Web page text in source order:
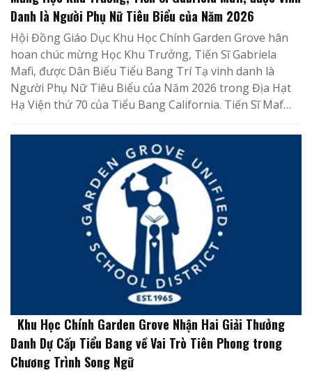
Danh là Người Phụ Nữ Tiêu Biểu của Năm 2026
Hội Đồng Giáo Dục Khu Học Chính Garden Grove hân
hoan chúc mừng Học Khu Trưởng, Tiến Sĩ Gabriela
Mafi, được Dân Biểu Tiểu Bang Trí Tạ vinh danh là
Người Phụ Nữ Tiêu Biểu của Năm 2026 trong Địa Hạt
Hạ Viện thứ 70 của Tiểu Bang California. Tiến Sĩ Maf…
Khu Học Chính Garden Grove Nhận Hai Giải Thưởng
Danh Dự Cấp Tiểu Bang về Vai Trò Tiên Phong trong
Chương Trình Song Ngữ